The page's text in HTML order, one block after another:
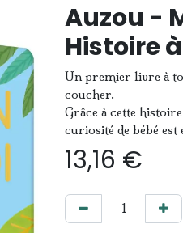
Auzou -
Histoire
Un premier livre à
coucher.
Grâce à cette
curiosité de bébé est
13,16 €